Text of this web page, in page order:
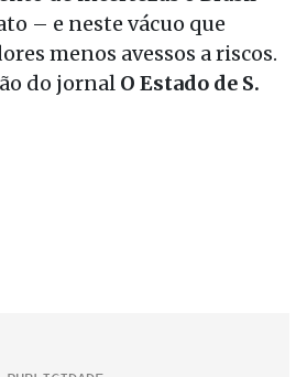
– e neste vácuo que
menos avessos a riscos.
do jornal O Estado de S.